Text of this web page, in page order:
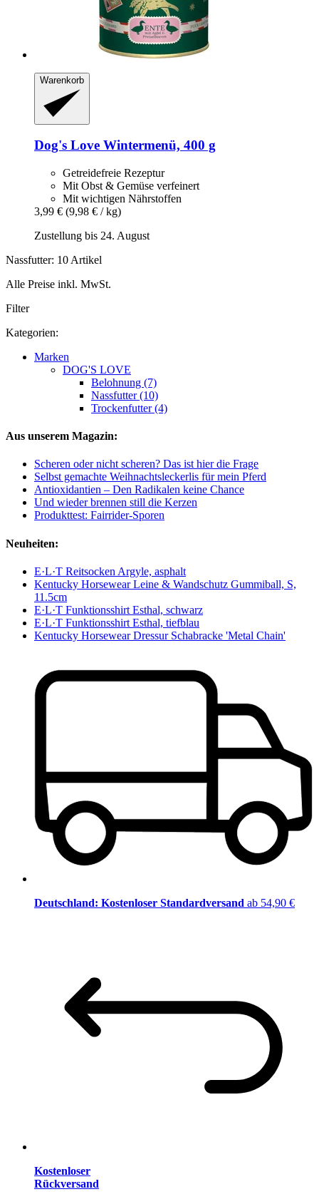
Warenkorb
Dog's Love Wintermenü, 400 g
Getreidefreie Rezeptur
Mit Obst & Gemüse verfeinert
Mit wichtigen Nährstoffen
3,99 € (9,98 € / kg)
Zustellung bis 24. August
Nassfutter: 10 Artikel
Alle Preise inkl. MwSt.
Filter
Kategorien:
Marken
DOG'S LOVE
Belohnung (7)
Nassfutter (10)
Trockenfutter (4)
Aus unserem Magazin:
Scheren oder nicht scheren? Das ist hier die Frage
Selbst gemachte Weihnachtsleckerlis für mein Pferd
Antioxidantien – Den Radikalen keine Chance
Und wieder brennen still die Kerzen
Produkttest: Fairrider-Sporen
Neuheiten:
E·L·T Reitsocken Argyle, asphalt
Kentucky Horsewear Leine & Wandschutz Gummiball, S,
11.5cm
E·L·T Funktionsshirt Esthal, schwarz
E·L·T Funktionsshirt Esthal, tiefblau
Kentucky Horsewear Dressur Schabracke 'Metal Chain'
Deutschland: Kostenloser Standardversand ab 54,90 €
Kostenloser
Rückversand